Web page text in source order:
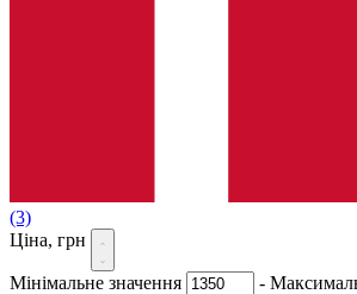
(3)
Ціна, грн
Мінімальне значення -